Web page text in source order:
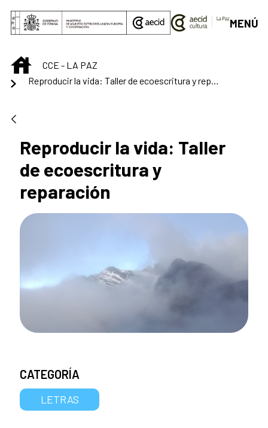
Saltar al contenido principal
MENÚ
INICIOCCE - LA PAZ
Reproducir la vida: Taller de ecoescritura y reparación
Reproducir la vida: Taller
de ecoescritura y
reparación
CATEGORÍA
LETRAS